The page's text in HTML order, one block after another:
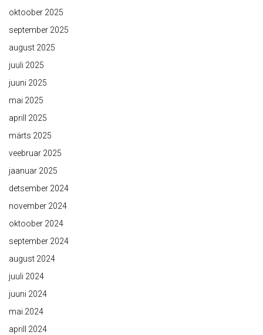
oktoober 2025
september 2025
august 2025
juuli 2025
juuni 2025
mai 2025
aprill 2025
märts 2025
veebruar 2025
jaanuar 2025
detsember 2024
november 2024
oktoober 2024
september 2024
august 2024
juuli 2024
juuni 2024
mai 2024
aprill 2024